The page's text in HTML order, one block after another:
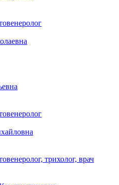
трихолог, врач